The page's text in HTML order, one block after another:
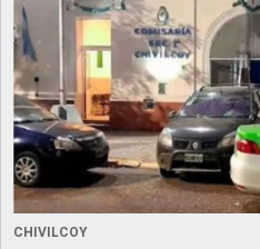
CHIVILCOY